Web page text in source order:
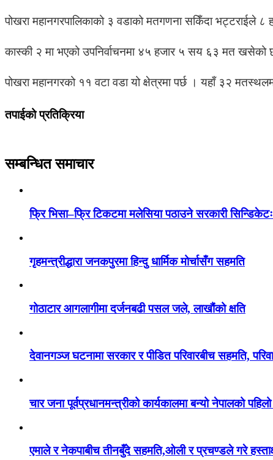
पोखरा महानगरपालिकाको ३ वडाको मतगणना सकिँदा भट्टराईले
कास्की २ मा भएको उपनिर्वाचनमा ४५ हजार ५ सय ६३ मत
पोखरा महानगरको ११ वटा वडा यो क्षेत्रमा पर्छ । यहाँ ३२
तपाईको प्रतिक्रिया
सम्बन्धित समाचार
फ्रि भिसा–फ्रि टिकटमा मलेसिया पठाउने सरकारी
गृहमन्त्रीद्धारा जनकपुरमा हिन्दु धार्मिक मोर्चासँग सहमति
गोठाटार आगलागीमा दर्जनबढी पसल जले, लाखौंको क्षति
देवानगञ्ज घटनामा सरकार र पीडित परिवारबीच सहमति,
चार जना पूर्वप्रधानमन्त्रीको कार्यकालमा बन्यो नेपालको
एमाले र नेकपाबीच तीनबुँदे सहमति,ओली र प्रचण्डले गरे